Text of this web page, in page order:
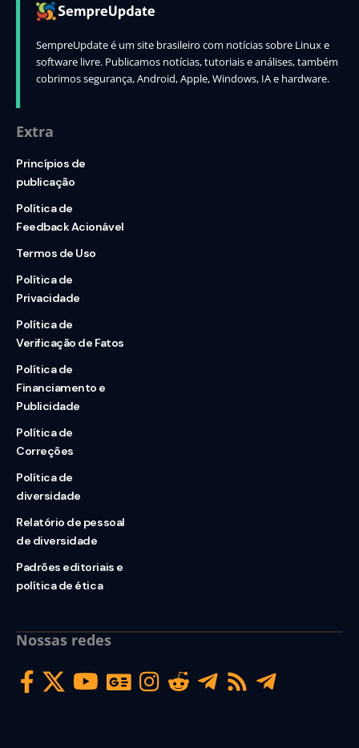
SempreUpdate é um site brasileiro com notícias sobre Linux e
software livre. Publicamos notícias, tutoriais e análises, também
cobrimos segurança, Android, Apple, Windows, IA e hardware.
Extra
Princípios de
publicação
Política de
Feedback Acionável
Termos de Uso
Política de
Privacidade
Política de
Verificação de Fatos
Política de
Financiamento e
Publicidade
Política de
Correções
Política de
diversidade
Relatório de pessoal
de diversidade
Padrões editoriais e
política de ética
Nossas redes